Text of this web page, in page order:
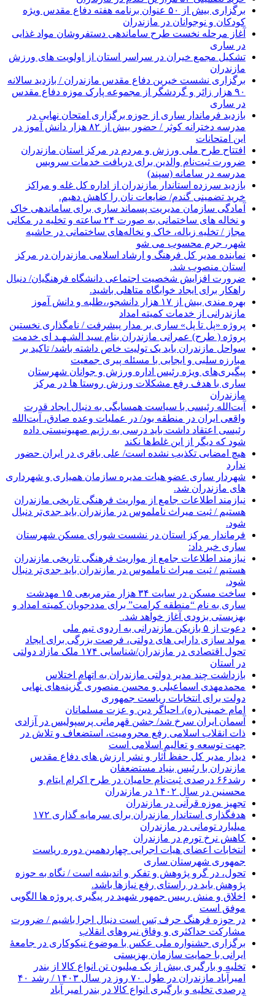
برگزاری بیش از ۵۰ عنوان برنامه هفته دفاع مقدس ویژه
کودکان و نوجوانان در مازندران
آغاز مرحله نخست طرح ساماندهی دستفروشان مواد غذایی
در ساری
تشکیل مجمع خیران در سراسر استان از اولویت های ورزش
مازندران
برگزاری نشست خیرین دفاع مقدس مازندران / بازدید سالانه
۹۰ هزار زائر و گردشگر از مجموعه پارک موزه دفاع مقدس
در ساری
بازدید فرماندار ساری از حوزه برگزاری امتحان نهایی در
مدرسه دخترانه کوثر / حضور بیش از ۸۲ هزار دانش آموز در
این امتحانات
افتتاح طرح ملی ورزش و مردم در مرکز استان مازندران
ضرورت ثبت‌نام والدین برای دریافت خدمات سرویس
مدرسه در سامانه (سپند)
بازدید سرزده استاندار مازندران از اداره کل غله و مراکز
خرید تضمینی گندم/ ضایعات نان را کاهش دهیم.
آمادگی سازمان مدیریت پسماند ساری برای ساماندهی خاک
و نخاله های ساختمانی به صورت ۲۴ ساعته و تخلیه در مکانی
مجاز / تخلیه زباله، خاک و نخاله‌های ساختمانی در حاشیه
شهر، جرم محسوب می شو
نماینده مدیر کل فرهنگ و ارشاد اسلامی مازندران در مرکز
استان منصوب شد.
ضرورت افزایش شخصیت اجتماعی دانشگاه فرهنگیان/ دنبال
راهکار برای ایجاد خوابگاه متاهلی باشید.
بهره مندی بیش از ۱۷ هزار دانشجو،،طلبه و دانش آموز
مازندرانی از خدمات کمیته امداد
پروژه «پل تا پل» ساری بر مدار پیشرفت / نامگذاری نخستین
پروژه ( طرح) عمرانی مازندران بنام سید الشـهـد ای خدمت
سواحل مازندران باید یک تولیت خاص داشته باشد/ تاکید بر
مبارزه سلبی و ایجابی با مسئله پیری جمعیت
پیگیری‌های ویژه رئیس اداره ورزش و جوانان شهرستان
ساری با هدف رفع مشکلات ورزش روستا ها در مرکز
مازندران
آیت‌الله رئیسی با سیاست همسایگی به دنبال ایجاد قدرت
واقعی ایران در منطقه بود/ در عملیات وعده صادق، آیت‌الله
رئیسی اعتقاد داشت باید درسی به رژیم صهیونیستی داده
شود که دیگر از این غلط‌ها نکند
هیچ امضایی تکذیب نشده است/ علی باقری در ایران حضور
ندارد
شهردار ساری عضو هیات مدیره سازمان همیاری و شهرداری
های مازندران شد.
نیازمند اطلاعات جامع از مواریث فرهنگی تاریخی مازندران
هستیم / ثبت میراث ناملموس در مازندران باید جدی‌تر دنبال
شود.
فرماندار مرکز استان در نشست شورای مسکن شهرستان
ساری خبر داد:
نیازمند اطلاعات جامع از مواریث فرهنگی تاریخی مازندران
هستیم / ثبت میراث ناملموس در مازندران باید جدی‌تر دنبال
شود.
ساخت مسکن در سایت ۳۴ هزار مترمربعی ۱۵ مهدشت
ساری به نام “منطقه کرامت” برای مددجویان کمیته امداد و
بهزیستی بزودی آغاز خواهد شد.
دعوت از ۵ بازیکن مازندرانی به اردوی تیم ملی
مولد سازی دارایی های دولتی، فرصت بزرگی برای ایجاد
تحول اقتصادی در مازندران/شناسایی ۱۷۴ ملک مازاد دولتی
در استان
بازداشت چند مدیر دولتی مازندران به اتهام اختلاس
محمدمهدی اسماعیلی و محسن منصوری گزینه‌های نهایی
دولت برای انتخابات ریاست جمهوری
امام خمینی(ره)، احیاگر دین و عزت مسلمانان
آسمان ایران سرخ شد/ جشن قهرمانی پرسپولیس در آزادی
ذات انقلاب اسلامی رفع محرومیت، استضعاف و تلاش در
جهت توسعه و تعالیم اسلامی است
دیدار مدیر کل حفظ آثار و نشر ارزش های دفاع مقدس
مازندران با رئیس بنیاد مستضعفان
رشد۶۶ درصدی ثبت‌نام حامیان در طرح اکرام ایتام و
محسنین در سال ۱۴۰۲ در مازندران
تجهیز موزه قرآنی در مازندران
هدفگذاری استاندار مازندران برای سرمایه گذاری ۱۷۲
میلیارد تومانی در مازندران
کاهش نرخ تورم در مازندران
انتخابات اعضای هیات اجرایی چهاردهمین دوره ریاست
جمهوری شهرستان ساری
تحول، در گرو پژوهش و تفکر و اندیشه است / نگاه به حوزه
پژوهش باید در راستای رفع نیازها باشد.
اخلاق و‌ منش رییس جمهور شهید در پیگیری پروژه ها الگویی
موفق است
در حوزه فرهنگ حرف بَس است دنبال اجرا باشیم / ضرورت
مشارکت حداکثری و وفاق نیروهای انقلاب
برگزاری جشنواره ملی عکس با موضوع نیکوکاری در جامعۀ
ایرانی با حمایت سازمان بهزیستی
تخلیه و بارگیری بیش از یک میلیون تن انواع کالا از بندر
امیرآباد مازندران در طول ۷۰ روز در سال ۱۴۰۳ / رشد ۴۰
درصدی تخلیه و بارگیری انواع کالا در بندر امیر آباد